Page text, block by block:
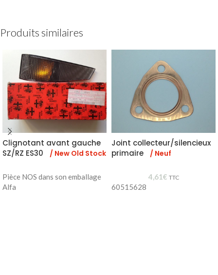
Produits similaires
Clignotant avant gauche
SZ/RZ ES30
/ New Old Stock
Pièce NOS dans son emballage
Alfa
Joint collecteur/silencieux
primaire
/ Neuf
4,61€ TTC
60515628